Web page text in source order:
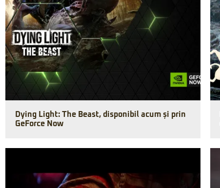
Dying Light: The Beast, disponibil acum și prin
GeForce Now